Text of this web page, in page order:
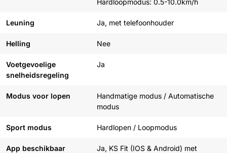
Hardloopmodus: 0.5-10.0km/h
Leuning Ja, met telefoonhouder
Helling Nee
Voetgevoelige
snelheidsregeling
Ja
Modus voor lopen
Handmatige modus / Automatische
modus
Sport modus Hardlopen / Loopmodus
App beschikbaar
Ja, KS Fit (IOS & Android) met